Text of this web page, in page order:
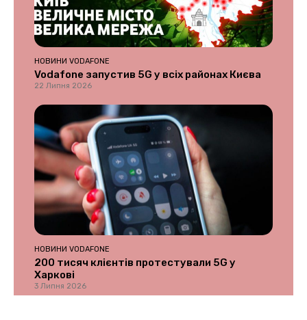
НОВИНИ VODAFONE
Vodafone запустив 5G у всіх районах Києва
22 Липня 2026
НОВИНИ VODAFONE
200 тисяч клієнтів протестували 5G у
Харкові
3 Липня 2026